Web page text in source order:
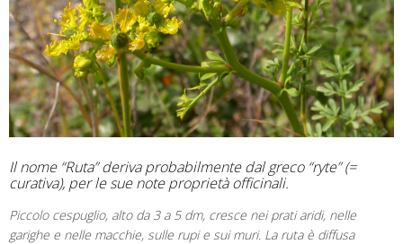
Il nome “Ruta” deriva probabilmente dal greco “ryte” (=
curativa), per le sue note proprietà officinali.
Piccolo cespuglio, alto da 3 a 5 dm, cresce nei prati aridi, nelle
garighe e nelle macchie, sulle rupi e sui muri. La ruta è diffusa